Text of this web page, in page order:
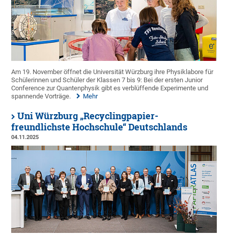
Am 19. November öffnet die Universität Würzburg ihre Physiklabore für
Schülerinnen und Schüler der Klassen 7 bis 9: Bei der ersten Junior
Conference zur Quantenphysik gibt es verblüffende Experimente und
spannende Vorträge.
Mehr
Uni Würzburg „Recyclingpapier-
freundlichste Hochschule“ Deutschlands
04.11.2025